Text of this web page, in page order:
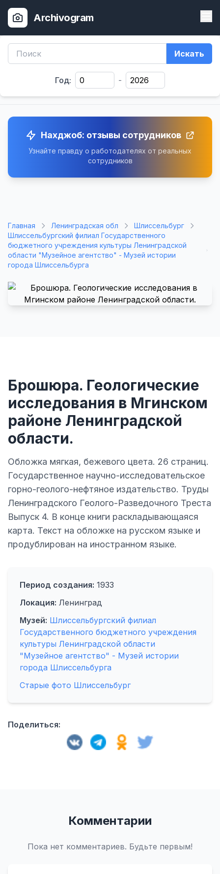
Archivogram
Искать
Год: -
Нахджоб: отзывы сотрудников
Узнайте правду о работодателях от реальных
сотрудников
Главная Ленинградская обл
Шлиссельбург
Шлиссельбургский филиал Государственного
бюджетного учреждения культуры Ленинградской
области "Музейное агентство" - Музей истории
города Шлиссельбурга
Брошюра. Геологические
исследования в Мгинском
районе Ленинградской
области.
Обложка мягкая, бежевого цвета. 26 страниц.
Государственное научно-исследовательское
горно-геолого-нефтяное издательство. Труды
Ленинградского Геолого-Разведочного Треста
Выпуск 4. В конце книги раскладывающаяся
карта. Текст на обложке на русском языке и
продублирован на иностранном языке.
Период создания: 1933
Локация: Ленинград
Музей: Шлиссельбургский филиал
Государственного бюджетного учреждения
культуры Ленинградской области
"Музейное агентство" - Музей истории
города Шлиссельбурга
Старые фото Шлиссельбург
Поделиться:
Комментарии
Пока нет комментариев. Будьте первым!